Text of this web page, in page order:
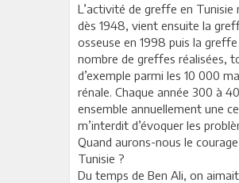
L’activité de greffe en Tunisie
dès 1948, vient ensuite la
osseuse en 1998 puis la
nombre de greffes réalisées,
d’exemple parmi les 10 000
rénale. Chaque année 300 à
ensemble annuellement une
m’interdit d’évoquer les
Quand aurons-nous le
Tunisie ?
Du temps de Ben Ali, on